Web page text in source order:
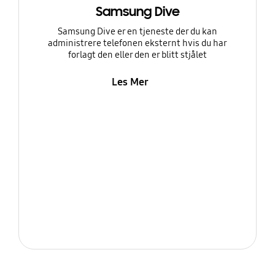
Samsung Dive
Samsung Dive er en tjeneste der du kan
administrere telefonen eksternt hvis du har
forlagt den eller den er blitt stjålet
Les Mer